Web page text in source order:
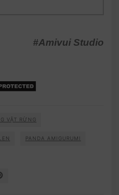
#Amivui Studio
VẬT RỪNG
PANDA AMIGURUMI